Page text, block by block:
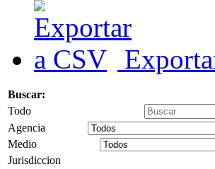
Buscar:
Todo
Agencia
Medio
Jurisdiccion